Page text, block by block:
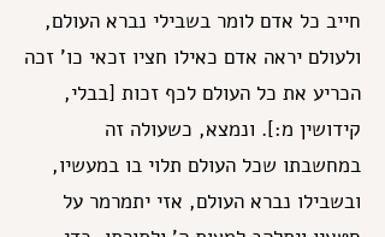
חייב כל אדם לומר בשבילי נברא העולם,
ולעולם יראה אדם כאילו חציו זכאי כו' זכה
הכריע את כל העולם לכף זכות [בבלי,
קידושין מ:]. ונמצא, כשעולה זה
במחשבתו שכל העולם תלוי בו במעשיו,
ובשבילו נברא העולם, אזי יתמרמר על